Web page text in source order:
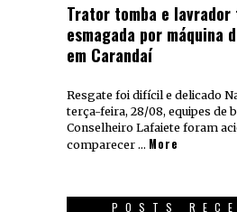
Trator tomba e lavrador
esmagada por máquina
em Carandaí
Resgate foi difícil e delicado
terça-feira, 28/08, equipes de
Conselheiro Lafaiete foram
comparecer … More
POSTS